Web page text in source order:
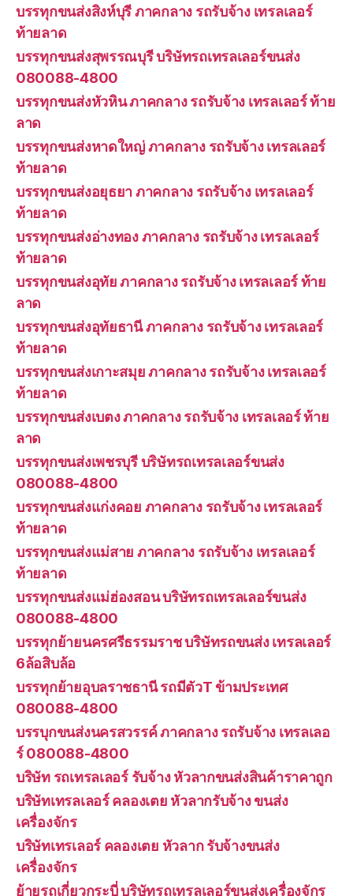
บรรทุกขนส่งสิงห์บุรี ภาคกลาง รถรับจ้าง เทรลเลอร์
ท้ายลาด
บรรทุกขนส่งสุพรรณบุรี บริษัทรถเทรลเลอร์ขนส่ง
080088-4800
บรรทุกขนส่งหัวหิน ภาคกลาง รถรับจ้าง เทรลเลอร์ ท้าย
ลาด
บรรทุกขนส่งหาดใหญ่ ภาคกลาง รถรับจ้าง เทรลเลอร์
ท้ายลาด
บรรทุกขนส่งอยุธยา ภาคกลาง รถรับจ้าง เทรลเลอร์
ท้ายลาด
บรรทุกขนส่งอ่างทอง ภาคกลาง รถรับจ้าง เทรลเลอร์
ท้ายลาด
บรรทุกขนส่งอุทัย ภาคกลาง รถรับจ้าง เทรลเลอร์ ท้าย
ลาด
บรรทุกขนส่งอุทัยธานี ภาคกลาง รถรับจ้าง เทรลเลอร์
ท้ายลาด
บรรทุกขนส่งเกาะสมุย ภาคกลาง รถรับจ้าง เทรลเลอร์
ท้ายลาด
บรรทุกขนส่งเบตง ภาคกลาง รถรับจ้าง เทรลเลอร์ ท้าย
ลาด
บรรทุกขนส่งเพชรบุรี บริษัทรถเทรลเลอร์ขนส่ง
080088-4800
บรรทุกขนส่งแก่งคอย ภาคกลาง รถรับจ้าง เทรลเลอร์
ท้ายลาด
บรรทุกขนส่งแม่สาย ภาคกลาง รถรับจ้าง เทรลเลอร์
ท้ายลาด
บรรทุกขนส่งแม่ฮ่องสอน บริษัทรถเทรลเลอร์ขนส่ง
080088-4800
บรรทุกย้ายนครศรีธรรมราช บริษัทรถขนส่ง เทรลเลอร์
6ล้อสิบล้อ
บรรทุกย้ายอุบลราชธานี รถมีตัวT ข้ามประเทศ
080088-4800
บรรบุกขนส่งนครสวรรค์ ภาคกลาง รถรับจ้าง เทรลเลอ
ร์ 080088-4800
บริษัท รถเทรลเลอร์ รับจ้าง หัวลากขนส่งสินค้าราคาถูก
บริษัทเทรลเลอร์ คลองเตย หัวลากรับจ้าง ขนส่ง
เครื่องจักร
บริษัทเทรเลอร์ คลองเตย หัวลาก รับจ้างขนส่ง
เครื่องจักร
ย้ายรถเกี่ยวกระบี่ บริษัทรถเทรลเลอร์ขนส่งเครื่องจักร